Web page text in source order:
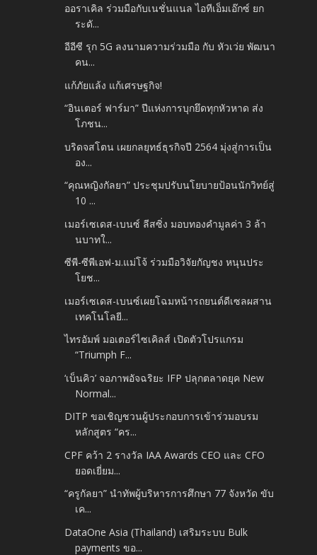
ออราเคิล ร่วมมือกับเนชั่นแนล ไอทีเอ็มเอ๊กซ์ ยก
ระดั...
อีอีซี รุก 5G ลงนามความร่วมมือ กับ หัวเว่ย พัฒนา
คน...
แก้ภัยแล้ง แก้เศรษฐกิจ!
“อินเตอร์ ฟาร์มา” ปีแห่งการบุกยึดทุกหัวหาด ส่ง
โภชน...
บริดจสโตน เผยกลยุทธ์ธุรกิจปี 2564 มุ่งสู่การเป็น
อง...
“คุณหญิงกัลยา” ประชุมปรับนโยบายป้อนนักวิทย์สู่
10 ...
เมอร์เซเดส-เบนซ์ ลีสซิ่ง มอบทองคำมูลค่า 3 ล้า
นบาทใ...
ซีพี-ซีพีเอฟ-ม.แม่โจ้ ร่วมมือวิจัยกัญชง หนุนประ
โยช...
เมอร์เซเดส-เบนซ์เผยโฉมหน้ารถยนต์ดีเซลผสาน
เทคโนโลยี...
ไทรอัมพ์ มอเตอร์ไซเคิลส์ เปิดตัวโปรแกรม
“Triumph F...
‘เบ็นคิว’ จอภาพอัจฉริยะ IFP ปลุกตลาดยุค New
Normal...
DITP ขอเชิญชวนผู้ประกอบการเข้าร่วมอบรม
หลักสูตร “คร...
CPF คว้า 2 รางวัล IAA Awards CEO และ CFO
ยอดเยี่ยม...
“ครูกัลยา” นำทัพผู้บริหารการศึกษา 77 จังหวัด ขับ
เค...
DataOne Asia (Thailand) เสริมระบบ Bulk
payments ขอ...